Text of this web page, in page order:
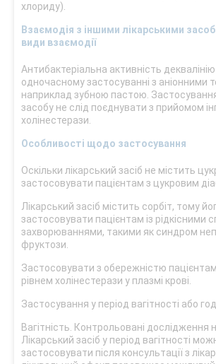
хлориду).
Взаємодія з іншими лікарськими
види взаємодії
Антибактеріальна активність
одночасному застосуванні з аніонними
наприклад зубною пастою.
засобу не слід поєднувати з прийомом
холінестерази.
Особливості щодо застосування
Оскільки лікарський засіб не містить
застосовувати пацієнтам з цукровим
Лікарський засіб містить сорбіт, тому
застосовувати пацієнтам із рідкісними
захворюваннями, такими як синдром
фруктози.
Застосовувати з обережністю
рівнем холінестерази у плазмі крові.
Застосування у період вагітності або
Вагітність. Контрольовані дослідження
Лікарський засіб у період вагітності
застосовувати після консультації з